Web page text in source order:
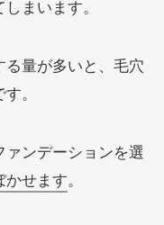
まいます。
る量が多いと、毛穴
。
ンデーションを選
かせます。